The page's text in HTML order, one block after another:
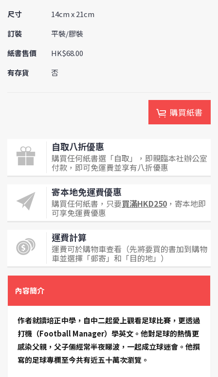
尺寸
14cm x 21cm
訂裝
平裝/膠裝
紙書售價
HK$68.00
有存貨
否
購買紙書
自取八折優惠
購買任何紙書選「自取」，即親臨本社辦公室
付款，即可免運費並享有八折優惠
寄本地免運費優惠
購買任何紙書，只要買滿HKD250 ，寄本地即
可享免運費優惠
運費計算
運費可於購物車查看（先將要買的書加到購物
車並選擇「郵寄」和「目的地」）
內容簡介
作者就讀培正中學，自中二起愛上觀看足球比賽，更透過
打機（Football Manager）學英文。他對足球的熱情更
感染父親，父子倆經常半夜睇波，一起成立球迷會。他撰
寫的足球專欄至今共有近五十萬次瀏覽。